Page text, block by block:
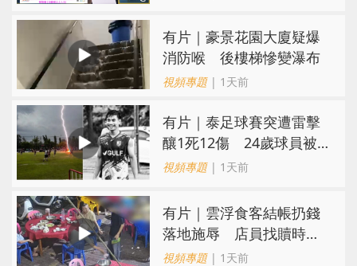
有片｜豪景花園大廈疑爆
消防喉 後樓梯慘變瀑布
視頻專題| 1天前
有片｜泰足球賽突遭雷擊
釀1死12傷 24歲球員被
閃電劈中亡
視頻專題| 1天前
​有片｜雲浮食客結帳扔錢
落地施辱 店員找贖時還
施彼身獲老闆肯定
視頻專題| 1天前